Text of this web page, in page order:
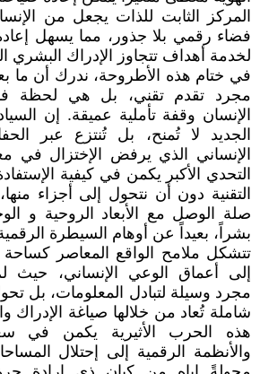
المركز الثابت للذات يجعل من
فضاء رقمي بلا جذور، مما يسهل
لخدمة أهداف تتجاوز الإدراك البشري
في ختام هذه الأطروحة، ندرك أن ما
مجرد تقدم تقني، بل هي لحظة
الإنسان وقفة تأملية عميقة. إن
الجديد لا تُمنح، بل تُنتزع عبر
الإنساني الذي يرفض الإختزال في
التحدي الأكبر يكمن في كيفية
التقنية دون أن نتحول إلى أجزاء
صلة الوصل مع الأبعاد الروحية و
بشراً، بعيداً عن أوهام السيطرة
تتشكل ملامح الواقع المعاصر
إلى أعماق الوعي الإنساني، حيث لم
مجرد وسيلة لتبادل المعلومات، بل
شاملة تُعاد من خلالها صياغة الإدراك
هذه الحرب الأثيرية يكمن في
والأنظمة الرقمية إلى إحتلال